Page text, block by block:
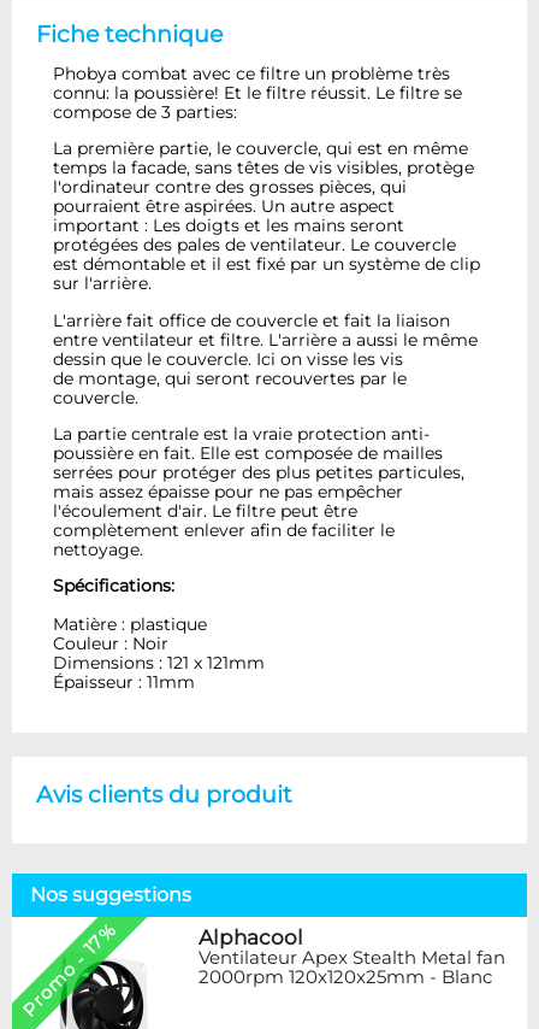
Fiche technique
Phobya combat avec ce filtre un problème très
connu: la poussière! Et le filtre réussit. Le filtre se
compose de 3 parties:
La première partie, le couvercle, qui est en même
temps la facade, sans têtes de vis visibles, protège
l'ordinateur contre des grosses pièces, qui
pourraient être aspirées. Un autre aspect
important : Les doigts et les mains seront
protégées des pales de ventilateur. Le couvercle
est démontable et il est fixé par un système de clip
sur l'arrière.
L'arrière fait office de couvercle et fait la liaison
entre ventilateur et filtre. L'arrière a aussi le même
dessin que le couvercle. Ici on visse les vis
de montage, qui seront recouvertes par le
couvercle.
La partie centrale est la vraie protection anti-
poussière en fait. Elle est composée de mailles
serrées pour protéger des plus petites particules,
mais assez épaisse pour ne pas empêcher
l'écoulement d'air. Le filtre peut être
complètement enlever afin de faciliter le
nettoyage.
Spécifications:
Matière : plastique
Couleur : Noir
Dimensions : 121 x 121mm
Épaisseur : 11mm
Avis clients du produit
Nos suggestions
Promo - 17% Alphacool
Ventilateur Apex Stealth Metal fan
2000rpm 120x120x25mm - Blanc